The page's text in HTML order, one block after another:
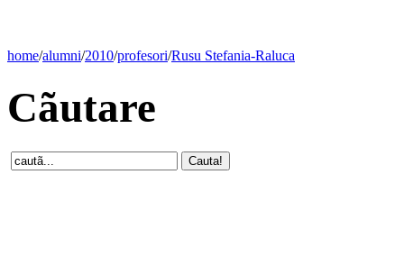
home/alumni/2010/profesori/Rusu Stefania-Raluca
Cãutare